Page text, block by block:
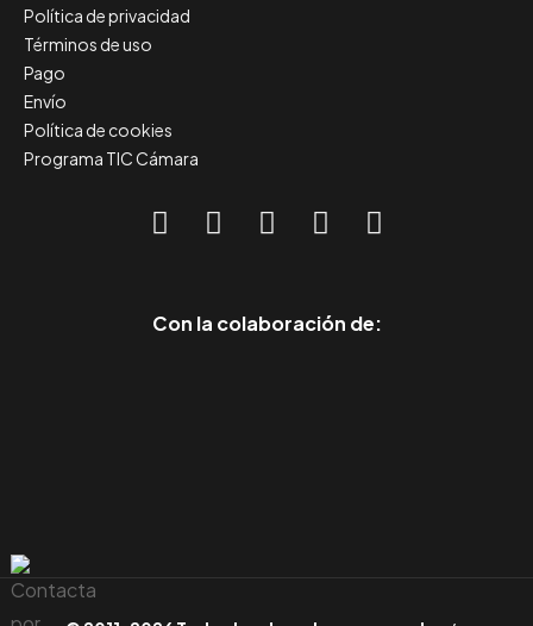
Política de privacidad
Términos de uso
Pago
Envío
Política de cookies
Programa TIC Cámara
Con la colaboración de: